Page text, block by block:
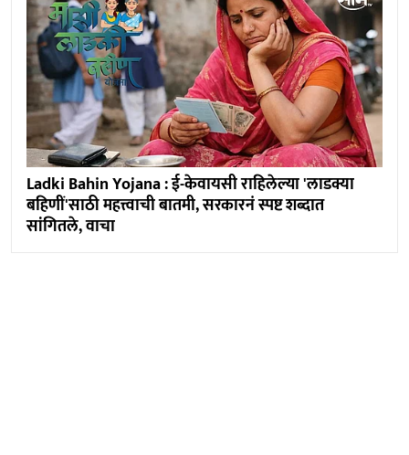
Ladki Bahin Yojana : ई-केवायसी राहिलेल्या 'लाडक्या
बहिणीं'साठी महत्त्वाची बातमी, सरकारनं स्पष्ट शब्दात
सांगितले, वाचा